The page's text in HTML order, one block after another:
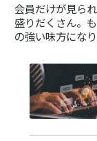
会員だけが見ら
盛りだくさん。
の強い味方になり